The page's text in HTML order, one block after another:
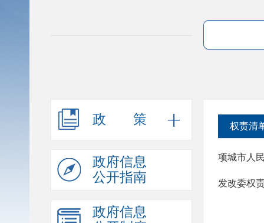
政策
政府信息
公开指南
政府信息
权责清
项城市人
发改委权